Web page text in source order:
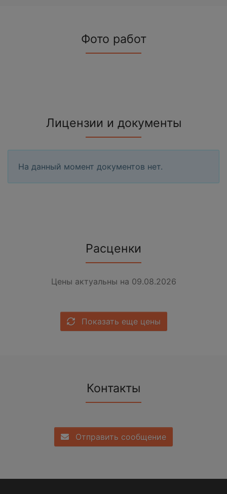
Фото работ
Лицензии и документы
На данный момент документов нет.
Расценки
Цены актуальны на 09.08.2026
Показать еще цены
Контакты
Отправить сообщение